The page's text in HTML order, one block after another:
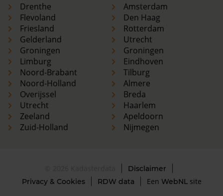
Drenthe
Flevoland
Friesland
Gelderland
Groningen
Limburg
Noord-Brabant
Noord-Holland
Overijssel
Utrecht
Zeeland
Zuid-Holland
Amsterdam
Den Haag
Rotterdam
Utrecht
Groningen
Eindhoven
Tilburg
Almere
Breda
Haarlem
Apeldoorn
Nijmegen
Disclaimer
Privacy & Cookies
RDW data Een WebNLsite